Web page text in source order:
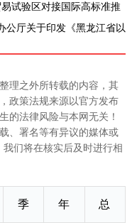
知(2024)
试验区对接国际高标准推
公厅关于印发《黑龙江省以
理之外所转载的内容，其
政策法规来源以官方发布
的法律风险与本网无关！
、署名等有异议的媒体或
我们将在核实后及时进行相
季 年 总